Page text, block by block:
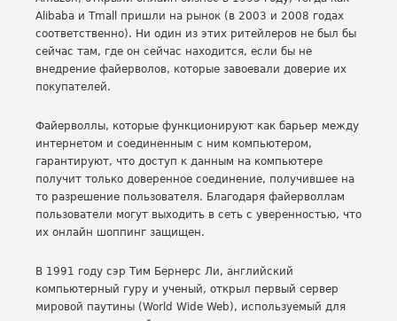
Alibaba и Tmall пришли на рынок (в 2003 и 2008 годах
соответственно). Ни один из этих ритейлеров не был бы
сейчас там, где он сейчас находится, если бы не
внедрение файерволов, которые завоевали доверие их
покупателей.
Файерволлы, которые функционируют как барьер между
интернетом и соединенным с ним компьютером,
гарантируют, что доступ к данным на компьютере
получит только доверенное соединение, получившее на
то разрешение пользователя. Благодаря файерволлам
пользователи могут выходить в сеть с уверенностью, что
их онлайн шоппинг защищен.
В 1991 году сэр Тим Бернерс Ли, английский
компьютерный гуру и ученый, открыл первый сервер
мировой паутины (World Wide Web), используемый для